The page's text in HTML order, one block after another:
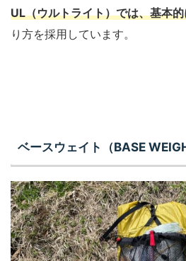
UL（ウルトライト）では、基本
り方を採用しています。
ベースウェイト（BASE